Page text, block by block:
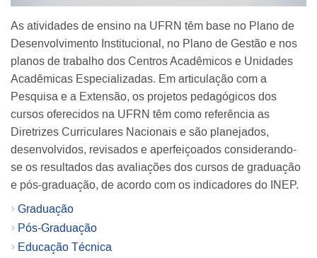
As atividades de ensino na UFRN têm base no Plano de
Desenvolvimento Institucional, no Plano de Gestão e nos
planos de trabalho dos Centros Acadêmicos e Unidades
Acadêmicas Especializadas. Em articulação com a
Pesquisa e a Extensão, os projetos pedagógicos dos
cursos oferecidos na UFRN têm como referência as
Diretrizes Curriculares Nacionais e são planejados,
desenvolvidos, revisados e aperfeiçoados considerando-
se os resultados das avaliações dos cursos de graduação
e pós-graduação, de acordo com os indicadores do INEP.
Graduação
Pós-Graduação
Educação Técnica